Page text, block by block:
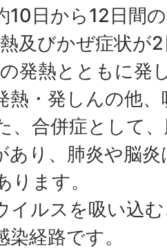
10日から12日間
及びかぜ症状が
発熱とともに発
熱・発しんの他
、合併症として
あり、肺炎や脳
ます。
イルスを吸い込
経路です。